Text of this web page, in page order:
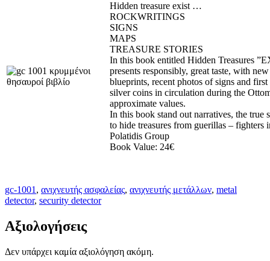
Hidden treasure exist …
ROCKWRITINGS
SIGNS
MAPS
TREASURE STORIES
In this book entitled Hidden Treasures
presents responsibly, great taste, with
blueprints, recent photos of signs and
silver coins in circulation during the
approximate values.
In this book stand out narratives, the true
to hide treasures from guerillas – fighters
Polatidis Group
Book Value: 24€
gc-1001 , ανιχνευτής ασφαλείας, ανιχνευτής μετάλλων, metal
detector, security detector
Αξιολογήσεις
Δεν υπάρχει καμία αξιολόγηση ακόμη.